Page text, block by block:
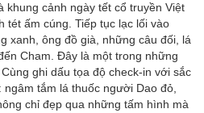
cảnh ngày tết cổ truyền Việt
tét ấm cúng. Tiếp tục lạc lối vào
xanh, ông đồ già, những câu đối, lá
Cham. Đây là một trong những
ghi dấu tọa độ check-in với sắc
tắm lá thuốc người Dao đỏ,
chỉ đẹp qua những tấm hình mà